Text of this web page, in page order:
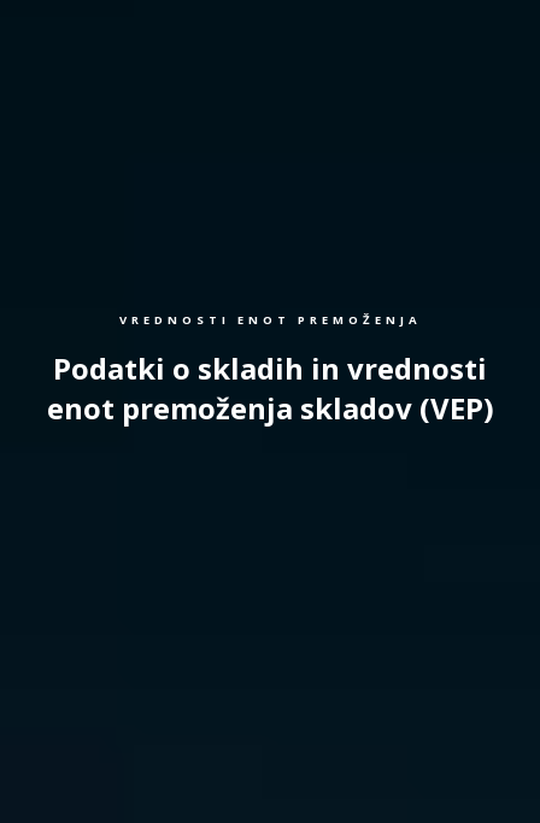
VREDNOSTI ENOT PREMOŽENJA
Podatki o skladih in vrednosti
enot premoženja skladov (VEP)